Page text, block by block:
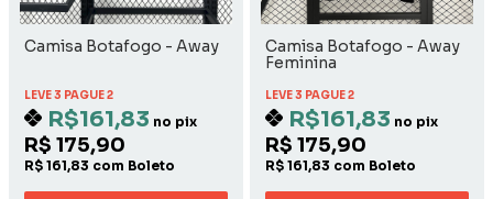
Camisa Botafogo - Away
LEVE 3 PAGUE 2
R$161,83 no pix
R$ 175,90
R$ 161,83 com Boleto
Camisa Botafogo - Away
Feminina
LEVE 3 PAGUE 2
R$161,83 no pix
R$ 175,90
R$ 161,83 com Boleto